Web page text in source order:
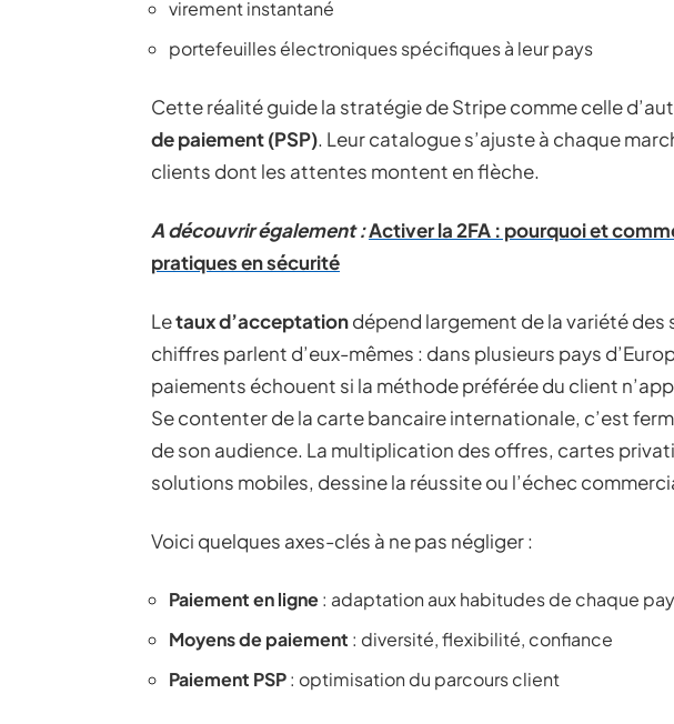
virement instantané
portefeuilles électroniques spécifiques à leur pays
Cette réalité guide la stratégie de Stripe comme celle
de paiement (PSP). Leur catalogue s’ajuste à chaque
clients dont les attentes montent en flèche.
A découvrir également :Activer la 2FA : pourquoi et
pratiques en sécurité
Letaux d’acceptationdépend largement de la variété
chiffres parlent d’eux-mêmes : dans plusieurs pays
paiements échouent si la méthode préférée du client
Se contenter de la carte bancaire internationale, c’est
de son audience. La multiplication des offres, cartes
solutions mobiles, dessine la réussite ou l’échec
Voici quelques axes-clés à ne pas négliger :
Paiement en ligne: adaptation aux habitudes de chaque
Moyens de paiement : diversité, flexibilité, confiance
Paiement PSP: optimisation du parcours client